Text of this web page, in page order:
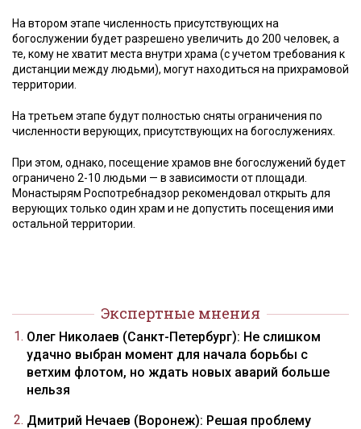
На втором этапе численность присутствующих на
богослужении будет разрешено увеличить до 200 человек, а
те, кому не хватит места внутри храма (с учетом требования к
дистанции между людьми), могут находиться на прихрамовой
территории.
На третьем этапе будут полностью сняты ограничения по
численности верующих, присутствующих на богослужениях.
При этом, однако, посещение храмов вне богослужений будет
ограничено 2-10 людьми — в зависимости от площади.
Монастырям Роспотребнадзор рекомендовал открыть для
верующих только один храм и не допустить посещения ими
остальной территории.
Экспертные мнения
Олег Николаев (Санкт-Петербург): Не слишком
удачно выбран момент для начала борьбы с
ветхим флотом, но ждать новых аварий больше
нельзя
Дмитрий Нечаев (Воронеж): Решая проблему